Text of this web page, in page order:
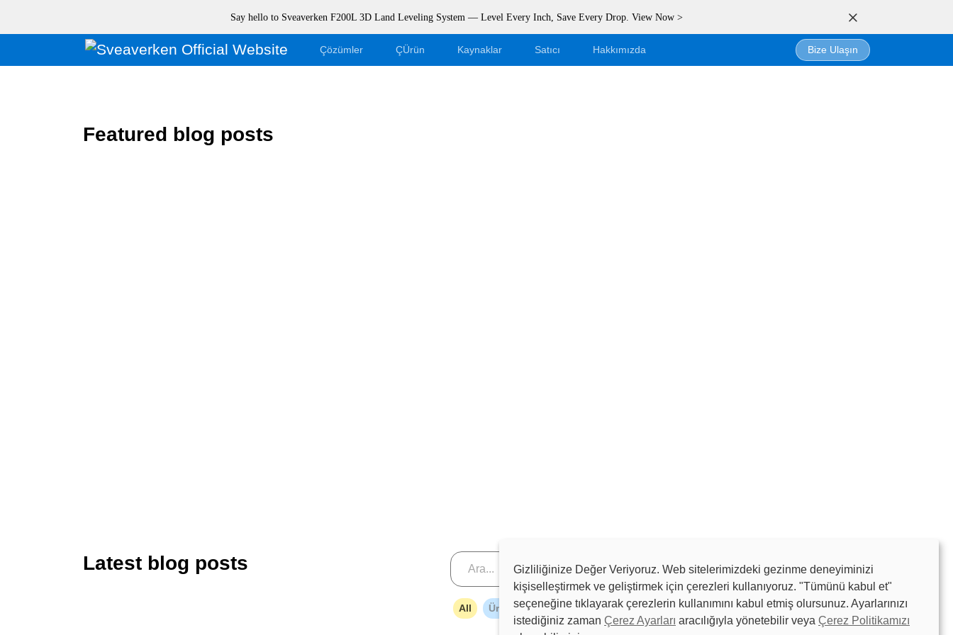
Say hello to Sveaverken F200L 3D Land Leveling System — Level Every Inch, Save Every Drop. View Now >
Çözümler ÇÜrün Kaynaklar Satıcı Hakkımızda Bize Ulaşın
Featured blog posts
Latest blog posts
All Ürün ve İnovasyon Kullanıcı hikayeleri Öğreticiler ve Kılavuzlar News
Gizliliğinize Değer Veriyoruz. Web sitelerimizdeki gezinme deneyiminizi
kişiselleştirmek ve geliştirmek için çerezleri kullanıyoruz. "Tümünü kabul et"
seçeneğine tıklayarak çerezlerin kullanımını kabul etmiş olursunuz. Ayarlarınızı
istediğiniz zaman Çerez Ayarları aracılığıyla yönetebilir veya Çerez Politikamızı